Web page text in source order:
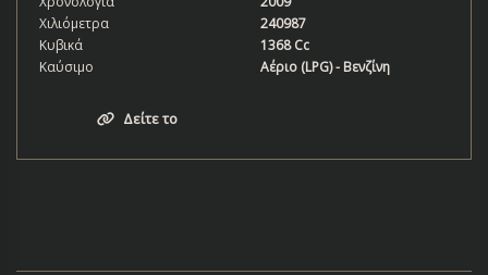
Χιλιόμετρα
240987
Κυβικά
1368 Cc
Καύσιμο
Αέριο (LPG) - Βενζίνη
Δείτε το